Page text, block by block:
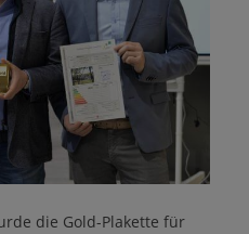
die Gold-Plakette für